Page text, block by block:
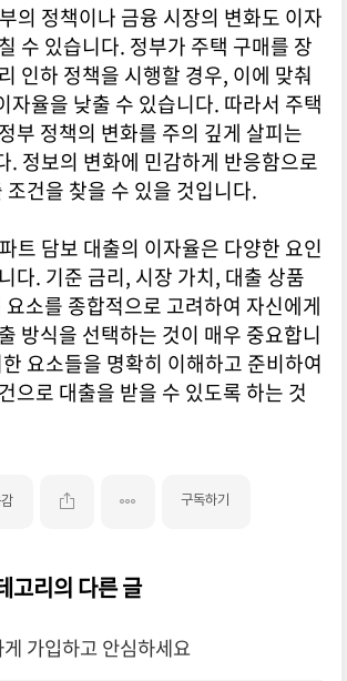
의 정책이나 금융 시장의 변화도 이자
수 있습니다. 정부가 주택 구매를 장
인하 정책을 시행할 경우, 이에 맞춰
자율을 낮출 수 있습니다. 따라서 주택
부 정책의 변화를 주의 깊게 살피는
. 정보의 변화에 민감하게 반응함으로
조건을 찾을 수 있을 것입니다.
트 담보 대출의 이자율은 다양한 요인
다. 기준 금리, 시장 가치, 대출 상품
요소를 종합적으로 고려하여 자신에게
방식을 선택하는 것이 매우 중요합니
요소들을 명확히 이해하고 준비하여
으로 대출을 받을 수 있도록 하는 것
구독하기
고리의 다른 글
가입하고 안심하세요